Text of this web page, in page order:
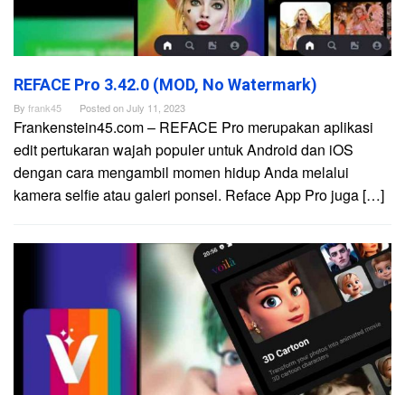
REFACE Pro 3.42.0 (MOD, No Watermark)
By frank45 Posted onJuly 11, 2023
Frankenstein45.com – REFACE Pro merupakan aplikasi
edit pertukaran wajah populer untuk Android dan iOS
dengan cara mengambil momen hidup Anda melalui
kamera selfie atau galeri ponsel. Reface App Pro juga […]